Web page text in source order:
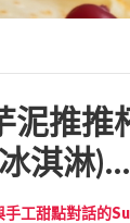
泥推推
淇淋
手工甜點對話的